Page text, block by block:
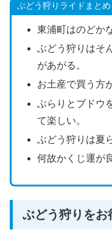
ぶどう狩りライドまとめ
東浦町はのどか
ぶどう狩りはそ
があがる。
お土産で買う方
ぶらりとブドウ
て楽しい。
ぶどう狩りは夏
何故かくじ運が
ぶどう狩りをお